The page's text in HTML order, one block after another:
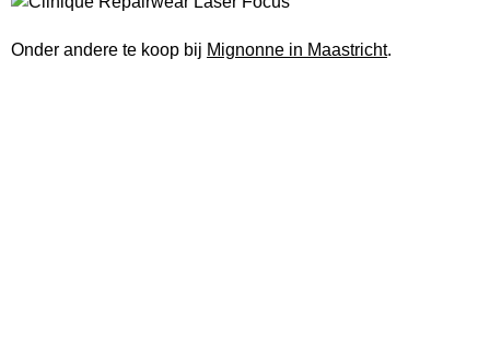
Onder andere te koop bij Mignonne in Maastricht.